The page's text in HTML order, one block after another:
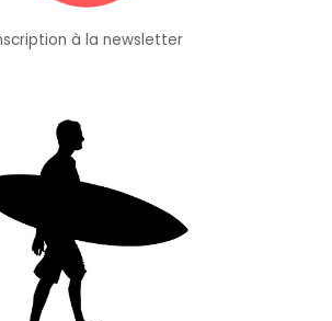
à la newsletter